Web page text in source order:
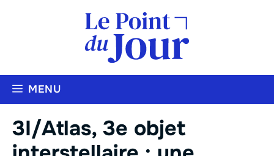
MENU
3I/Atlas, 3e objet